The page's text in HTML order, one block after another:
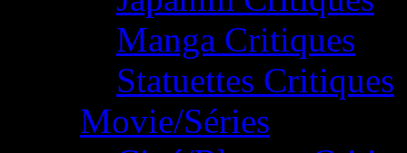
Manga Critiques
Statuettes Critiques
Movie/Séries